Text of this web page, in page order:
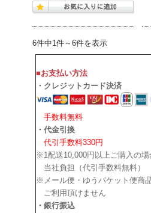
6件中1件～6件を表示
■お支払い方法
・クレジットカード決済
手数料無料
・代金引換
代引手数料330円
※1配送10,000円以上ご購入の場
当社負担（代引手数料無料）
※メール便・ゆうパケット便商
ご利用頂けません
・銀行振込